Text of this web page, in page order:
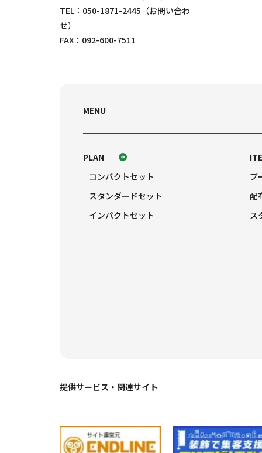
TEL： 050-1871-2445 （お問い合わ
せ）
FAX：092-600-7511
MENU
PLAN
コンパクトセット
スタンダードセット
インパクトセット
ブ
配
ス
提供サービス・関連サイト